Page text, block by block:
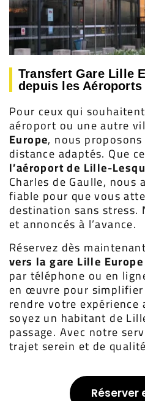
Transfert Gare Lille
depuis les Aéroports
Pour ceux qui
aéroport ou une autre
Europe, nous
distance adaptés. Que
l’aéroport de Lille-
Charles de Gaulle, nous
fiable pour que vous
destination sans
et annoncés à l’avance.
Réservez dès maintenant
vers la gare Lille Europe
par téléphone ou en
en œuvre pour
rendre votre expérience
soyez un habitant de
passage. Avec notre
trajet serein et de
Réserver